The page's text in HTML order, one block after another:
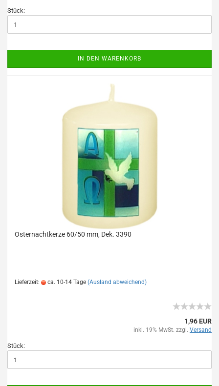
Stück:
IN DEN WARENKORB
Osternachtkerze 60/50 mm, Dek. 3390
Lieferzeit: ca. 10-14 Tage (Ausland abweichend)
1,96 EUR
inkl. 19% MwSt. zzgl. Versand
Stück: